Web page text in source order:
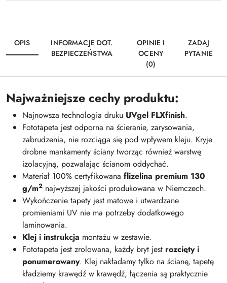
OPIS
INFORMACJE DOT.
BEZPIECZEŃSTWA
OPINIE I
OCENY
(0)
ZADAJ
PYTANIE
Najważniejsze cechy produktu:
Najnowsza technologia druku UVgel FLXfinish.
Fototapeta jest odporna na ścieranie, zarysowania,
zabrudzenia, nie rozciąga się pod wpływem kleju. Kryje
drobne mankamenty ściany tworząc również warstwę
izolacyjną, pozwalając ścianom oddychać.
Materiał 100% certyfikowana flizelina premium 130
g/m2 najwyższej jakości produkowana w Niemczech.
Wykończenie tapety jest matowe i utwardzane
promieniami UV nie ma potrzeby dodatkowego
laminowania.
Klej i instrukcja montażu w zestawie.
Fototapeta jest zrolowana, każdy bryt jest rozcięty i
ponumerowany. Klej nakładamy tylko na ścianę, tapetę
kładziemy krawędź w krawędź, łączenia są praktycznie